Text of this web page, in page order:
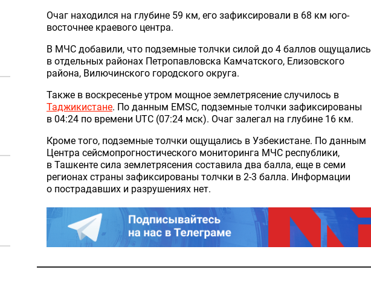
Очаг находился на глубине 59 км, его зафиксировали в 68 км юго-
восточнее краевого центра.
В МЧС добавили, что подземные толчки силой до 4 баллов ощущались
в отдельных районах Петропавловска Камчатского, Елизовского
района, Вилючинского городского округа.
Также в воскресенье утром мощное землетрясение случилось в
Таджикистане. По данным EMSC, подземные толчки зафиксированы
в 04:24 по времени UTC (07:24 мск). Очаг залегал на глубине 16 км.
Кроме того, подземные толчки ощущались в Узбекистане. По данным
Центра сейсмопрогностического мониторинга МЧС республики,
в Ташкенте сила землетрясения составила два балла, еще в семи
регионах страны зафиксированы толчки в 2-3 балла. Информации
о пострадавших и разрушениях нет.